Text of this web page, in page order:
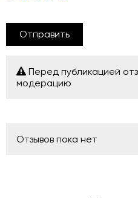
Отправить
Перед публикацией
модерацию
Отзывов пока нет